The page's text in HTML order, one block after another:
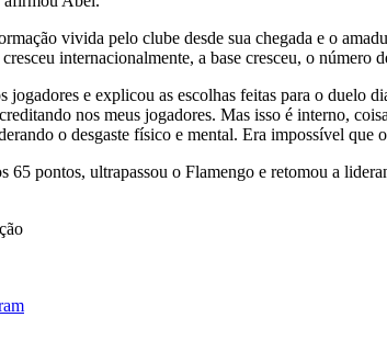
vivida pelo clube desde sua chegada e o
internacionalmente, a base cresceu, o
e explicou as escolhas feitas para o duelo
nos meus jogadores. Mas isso é interno,
o desgaste físico e mental. Era impossível que
65 pontos, ultrapassou o Flamengo e retomou a